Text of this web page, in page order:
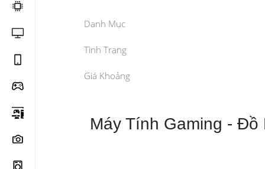
Danh Mục
Tình Trạng
Giá Khoảng
Máy Tính Gaming - Đồ